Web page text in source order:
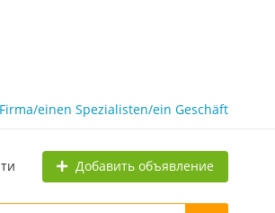
einen Spezialisten/ein Geschäft
Добавить объявление